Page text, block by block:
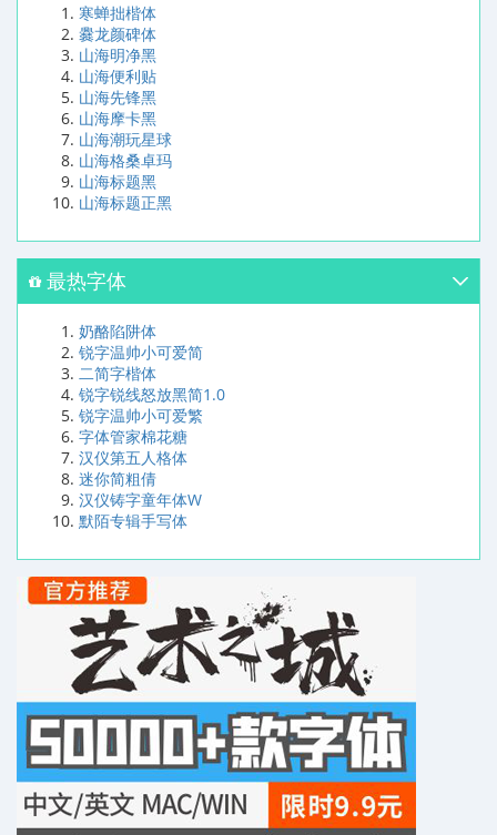
寒蝉拙楷体
爨龙颜碑体
山海明净黑
山海便利贴
山海先锋黑
山海摩卡黑
山海潮玩星球
山海格桑卓玛
山海标题黑
山海标题正黑
最热字体
奶酪陷阱体
锐字温帅小可爱简
二简字楷体
锐字锐线怒放黑简1.0
锐字温帅小可爱繁
字体管家棉花糖
汉仪第五人格体
迷你简粗倩
汉仪铸字童年体W
默陌专辑手写体